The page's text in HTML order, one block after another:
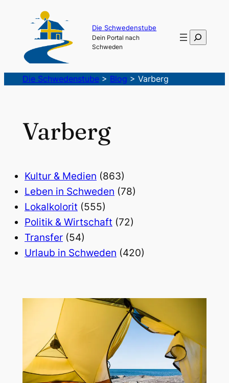
Die Schwedenstube
Dein Portal nach
Schweden
Suchen
Die Schwedenstube> Blog > Varberg
Varberg
Kultur & Medien (863)
Leben in Schweden (78)
Lokalkolorit (555)
Politik & Wirtschaft (72)
Transfer (54)
Urlaub in Schweden (420)